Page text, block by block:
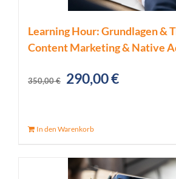
Learning Hour: Grundlagen &
Content Marketing & Native
350,00€
Ursprünglicher
290,00€Aktueller
In den Warenkorb